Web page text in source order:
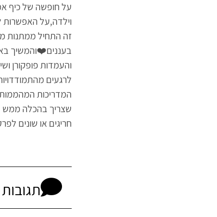
על חופשה של כיף
וילדה,על
זה התחיל ממתנות
בעננים❤️והמשיך
והעמדות פופקורן
לרגעים
המדריכות
שצריך בהכלה ממש
חריגים או שונים
תגובות